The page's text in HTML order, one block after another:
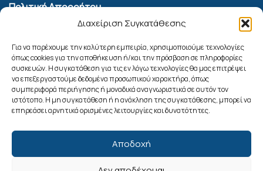
Διαχείριση Συγκατάθεσης
Για να παρέχουμε την καλύτερη εμπειρία, χρησιμοποιούμε τεχνολογίες
όπως cookies για την αποθήκευση ή/και την πρόσβαση σε πληροφορίες
συσκευών. Η συγκατάθεση για τις εν λόγω τεχνολογίες θα μας επιτρέψει
να επεξεργαστούμε δεδομένα προσωπικού χαρακτήρα, όπως
συμπεριφορά περιήγησης ή μοναδικά αναγνωριστικά σε αυτόν τον
ιστότοπο. Η μη συγκατάθεση ή η ανάκληση της συγκατάθεσης, μπορεί να
επηρεάσει αρνητικά ορισμένες λειτουργίες και δυνατότητες.
Αποδοχή
Πολιτική Απορρήτου
Όροι Χρήσης Υπηρεσίας Επικοινωνίας
Πολιτική Cookies (ΕΕ)
Αναζήτηση